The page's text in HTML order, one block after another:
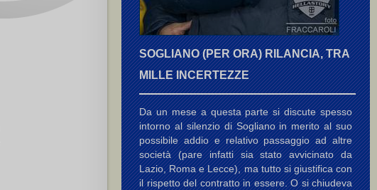
SOGLIANO (PER ORA) RILANCIA, TRA
MILLE INCERTEZZE
Da un mese a questa parte si discute spesso
intorno al silenzio di Sogliano in merito al suo
possibile addio e relativo passaggio ad altre
società (pare infatti sia stato avvicinato da
Lazio, Roma e Lecce), ma tutto si giustifica con
il rispetto del contratto in essere. O si chiudeva